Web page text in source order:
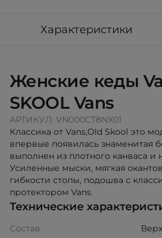
Характеристики
Женские кеды
SKOOL Vans
АРТИКУЛ: VN000CT8NX01
Классика от Vans,Old Skool это
впервые появилась знаменитая
выполнен из плотного канваса и
Усиленные мыски, мягкая
гибкости стопы, подошва с
протектором Vans.
Технические
Состав